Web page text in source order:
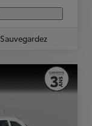
Sauvegardez